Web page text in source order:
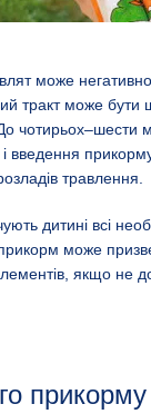
може
тракт може бути
чотирьох–шести
введення
травлення.
дитині всі
може
якщо не